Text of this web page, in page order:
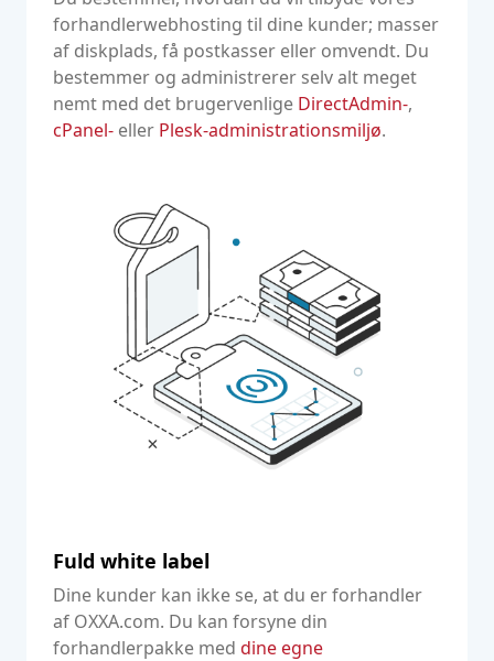
forhandlerwebhosting til dine kunder; masser
af diskplads, få postkasser eller omvendt. Du
bestemmer og administrerer selv alt meget
nemt med det brugervenlige DirectAdmin-,
cPanel- eller Plesk-administrationsmiljø.
Fuld white label
Dine kunder kan ikke se, at du er forhandler
af OXXA.com. Du kan forsyne din
forhandlerpakke med dine egne